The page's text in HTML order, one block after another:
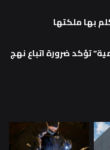
بها ملكتها
تؤكد ضرورة اتباع نهج